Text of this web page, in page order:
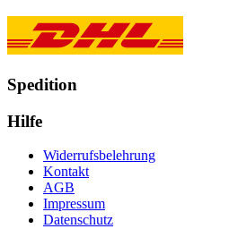
Spedition
Hilfe
Widerrufsbelehrung
Kontakt
AGB
Impressum
Datenschutz